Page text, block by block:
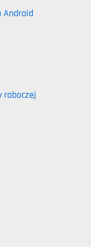
Android
roboczej